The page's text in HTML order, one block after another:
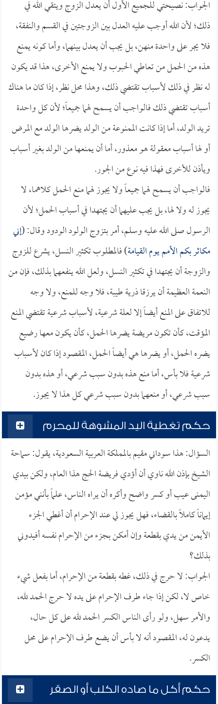
الجواب: نصيحتي للجميع الأول أن يعدل الزوج ويتقي الله في
ذلك؛ لأن الله أوجب عليه العدل بين الزوجتين في القسم والنفقة،
فلا يجر على واحدة منهن، بل يجب أن يعدل بينهما، وأما كونه يمنع
هذه من الحمل من تعاطي الحبوب ولا يمنع الأخرى، هذا قد يكون
له نظر في ذلك لأسباب تقتضي ذلك، وهذا محل نظر، إذا كان ما هناك
أسباب تقتضي ذلك فالواجب أن يسمح لهما جميعاً؛ لأن كل واحدة
تريد الولد، أما إذا كانت الممنوعة من الولد يضرها الولد مع المرض
أو لها أسباب معقولة هو معذور، أما أن يمنعها من الولد بغير أسباب
ويأذن للأخرى فهذا فيه نوع من الجور.
فالواجب أن يسمح لهما جميعاً ولا يجوز لهما منع الحمل كلاهما، لا
يجوز له ولا لها، بل يجب عليهما أن يجتهدا في أسباب الحمل؛ لأن
الرسول صلى الله عليه وسلم، أمر بتزوج الولود الودود وقال: (إني
مكاثر بكم الأمم يوم القيامة) فالمطلوب تكثير النسل، يشرع للزوج
والزوجة أن يجتهدا في تكثير النسل، ولعل الله ينفعهما بذلك، فإن من
النعمة العظيمة أن يرزقا ذرية طيبة، فلا وجه للمنع، ولا وجه
للاتفاق على المنع أيضاً إلا لعلة شرعية، لأسباب شرعية تقتضي المنع
المؤقت، كأن تكون مريضة يضرها الحمل، كأن يكون معها رضيع
يضره الحمل، أو يضرها هي أيضاً الحمل، المقصود إذا كان لأسباب
شرعية فلا بأس، أما منع هذه بدون سبب شرعي، أو هذه بدون
سبب شرعي، أو منعهما بدون سبب شرعي كل هذا لا يجوز.
حكم تغطية اليد المشوهة للمحرم
السؤال: هذا سوداني مقيم بالمملكة العربية السعودية، يقول: سماحة
الشيخ بإذن الله ناوي أن أؤدي فريضة الحج هذا العام، ولكن بيدي
اليمنى عيب أو كسر واضح وأكره أن يراه الناس، علماً بأنني مؤمن
إيماناً كاملاً بالقضاء، فهل يجوز لي عند الإحرام أن أغطي الجزء
الأيمن من يدي بقطعة وإن أمكن بجزء من الإحرام نفسه أفيدوني
بذلك؟
الجواب: لا حرج في ذلك، غطه بقطعة من الإحرام، أما بفعل شيء
خاص لا، لكن إذا جاء طرف الإحرام على يده لا حرج الحمد لله،
والأمر سهل، ولو رأى الناس الكسر الحمد لله على كل حال،
يدعون له، المقصود أنه لا بأس أن يضع طرف الإحرام على محل
الكسر.
حكم أكل ما صاده الكلب أو الصقر